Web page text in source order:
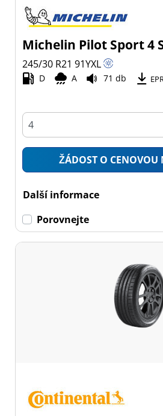
Celoroční (0)
Všechny typy (5)
Dodávka (0)
Campingový vůz (0)
(0)
Dojezdové
Ne dojezdové (5)
Michelin Pilot Sport 4
245/30 R2191YXL
D A 71 db
ŽÁDOST O CENOVOU
Další informace
Porovnejte